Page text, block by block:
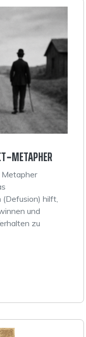
Metapher
hilft,
und
zu